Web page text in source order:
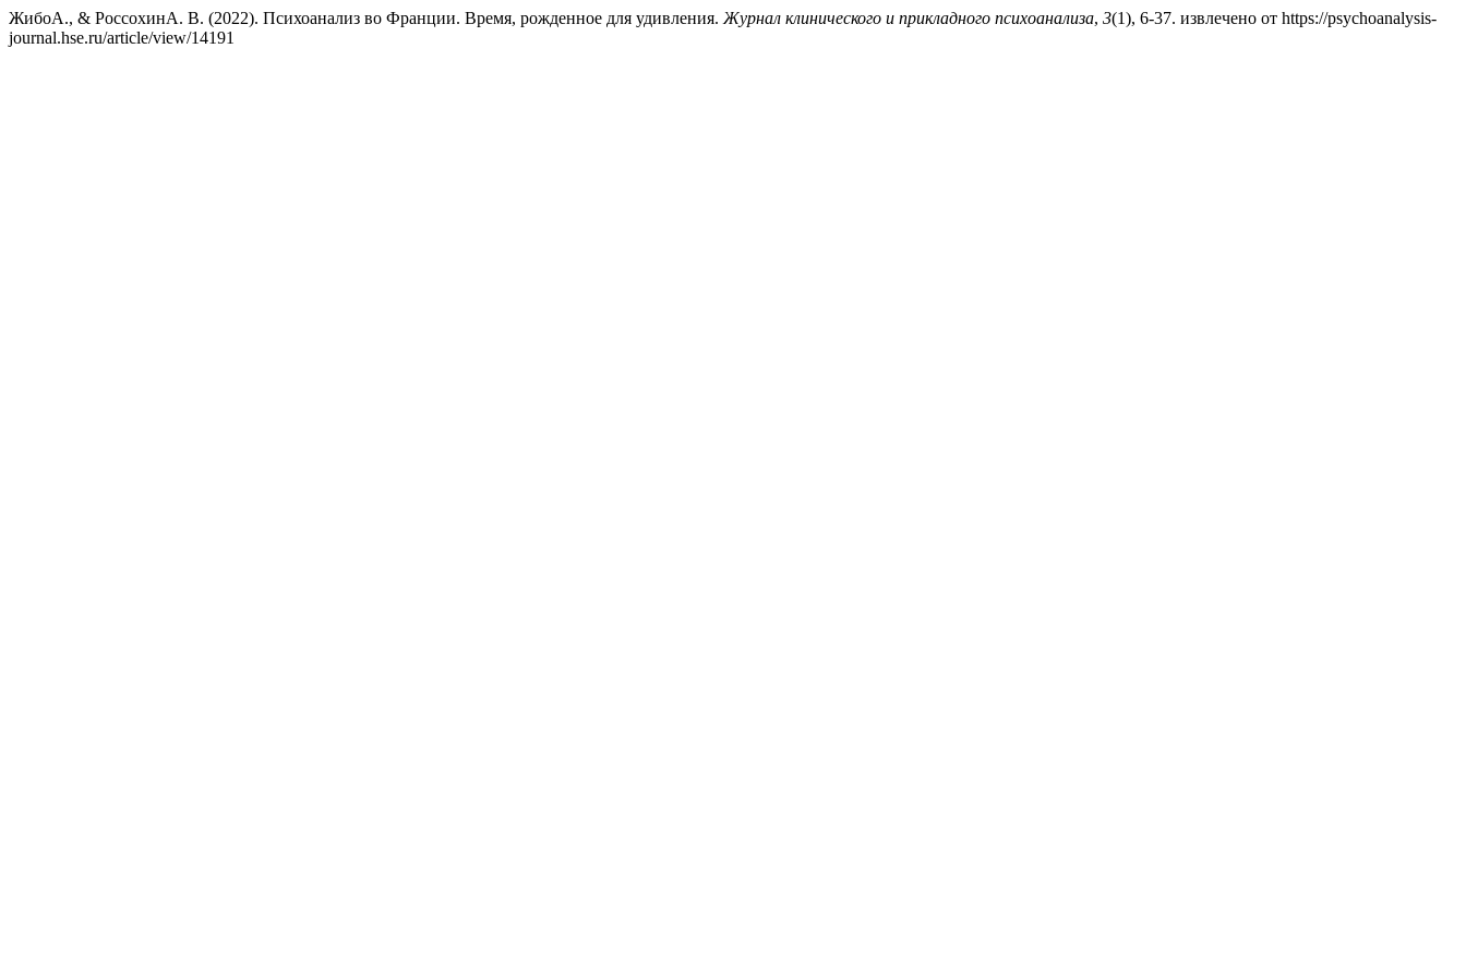
ЖибоА., & РоссохинА. В. (2022). Психоанализ во Франции. Время, рожденное для удивления. Журнал клинического и прикладного психоанализа, 3(1), 6-37. извлечено от https://psychoanalysis-
journal.hse.ru/article/view/14191